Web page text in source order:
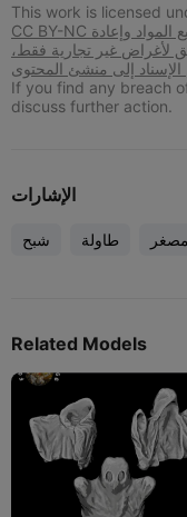
This work is licensed
CC BY-NC يسمح هذا الترخيص المستخدمين المكررين بتوزيع المواد وإعادة
لأغراض غير تجارية فقط،
If you find any breach
discuss further action.
الإشارات
شبح طاولة مصغر
Related Models